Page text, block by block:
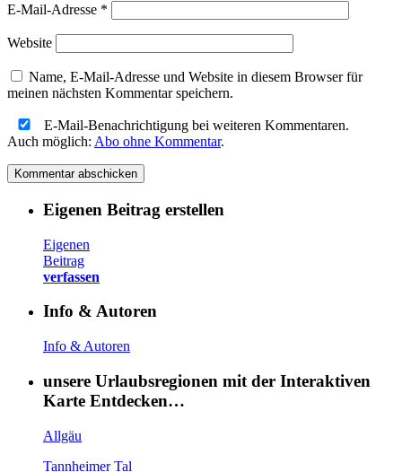
E-Mail-Adresse *
Website
Name, E-Mail-Adresse und Website in diesem Browser für
meinen nächsten Kommentar speichern.
E-Mail-Benachrichtigung bei weiteren Kommentaren.
Auch möglich: Abo ohne Kommentar.
Eigenen Beitrag erstellen
Eigenen
Beitrag
verfassen
Info & Autoren
Info & Autoren
unsere Urlaubsregionen mit der Interaktiven
Karte Entdecken…
Allgäu
Tannheimer Tal